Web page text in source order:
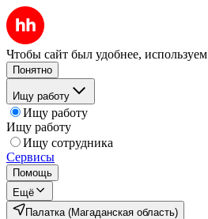
Чтобы сайт был удобнее, используем
Понятно
Ищу работу
Ищу работу
Ищу работу
Ищу сотрудника
Сервисы
Помощь
Ещё
Палатка (Магаданская область)